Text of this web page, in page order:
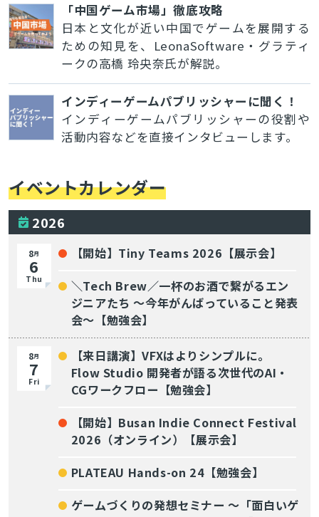
「中国ゲーム市場」徹底攻略
日本と文化が近い中国でゲームを展開する
ための知見を、LeonaSoftware・グラティ
ークの高橋 玲央奈氏が解説。
インディーゲームパブリッシャーに聞く！
インディーゲームパブリッシャーの役割や
活動内容などを直接インタビューします。
イベントカレンダー
2026
8月
6
Thu
【開始】Tiny Teams 2026【展示会】
＼Tech Brew／一杯のお酒で繋がるエン
ジニアたち 〜今年がんばっていること発表
会〜【勉強会】
8月
7
Fri
【来日講演】VFXはよりシンプルに。
Flow Studio 開発者が語る次世代のAI・
CGワークフロー【勉強会】
【開始】Busan Indie Connect Festival
2026（オンライン）【展示会】
PLATEAU Hands-on 24【勉強会】
ゲームづくりの発想セミナー ～「面白いゲ